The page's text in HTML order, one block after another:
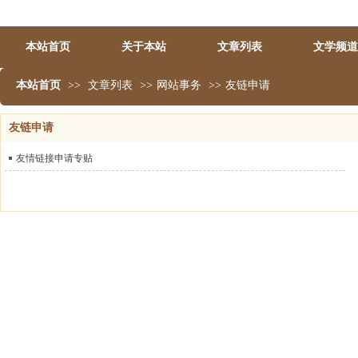
本站首页 关于本站 文章列表 文学频道
本站首页 >> 文章列表 >> 网站事务 >> 友链申请
友链申请
友情链接申请专贴